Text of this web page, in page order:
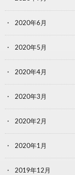
2020年6月
2020年5月
2020年4月
2020年3月
2020年2月
2020年1月
2019年12月